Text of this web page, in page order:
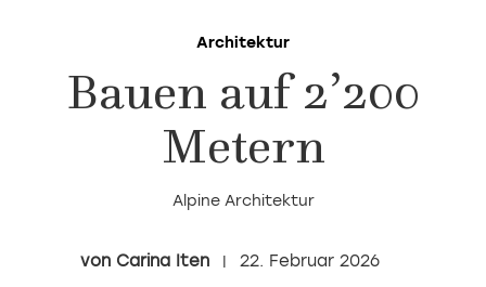
Architektur
Bauen auf 2’200
Metern
Alpine Architektur
Carina Iten 22. Februar 2026